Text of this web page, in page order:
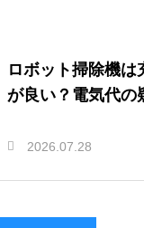
ロボット掃除機は
が良い？電気代の
2026.07.28